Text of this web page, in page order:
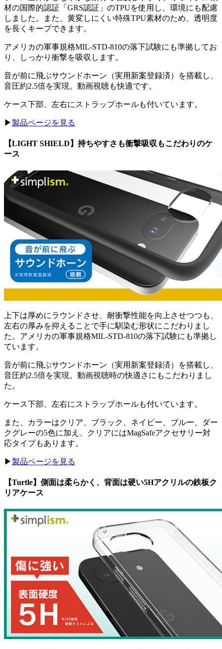
材の国際的認証「GRS認証」のTPUを使用し、環境にも配慮
しました。また、黄変しにくい特殊TPU素材のため、透明度
を長くキープできます。
アメリカの軍事規格MIL-STD-810の落下試験にも準拠してお
り、しっかり衝撃を吸収します。
音が前に飛ぶサウンドホーン（実用新案登録済）を搭載し、
音圧約2.5倍を実現。動画視聴も快適です。
ケース下部、左右にストラップホールも付いています。
▶︎製品ページを見る
【LIGHT SHIELD】持ちやすさも衝撃吸収もこだわりのケ
ース
上下は厚めにラウンドさせ、耐衝撃性能を向上させつつも、
左右の厚みを抑えることで手に馴染む形状にこだわりまし
た。アメリカの軍事規格MIL-STD-810の落下試験にも準拠し
ています。
音が前に飛ぶサウンドホーン（実用新案登録済）を搭載し、
音圧約2.5倍を実現。動画視聴時の快適さにもこだわりまし
た。
ケース下部、左右にストラップホールも付いています。
また、カラーはクリア、ブラック、ネイビー、ブルー、ダー
クグレーの5色に加え、クリアにはMagSafeアクセサリー対
応タイプもあります。
▶︎製品ページを見る
【Turtle】側面は柔らかく、背面は硬い5Hアクリルの鉄板ク
リアケース